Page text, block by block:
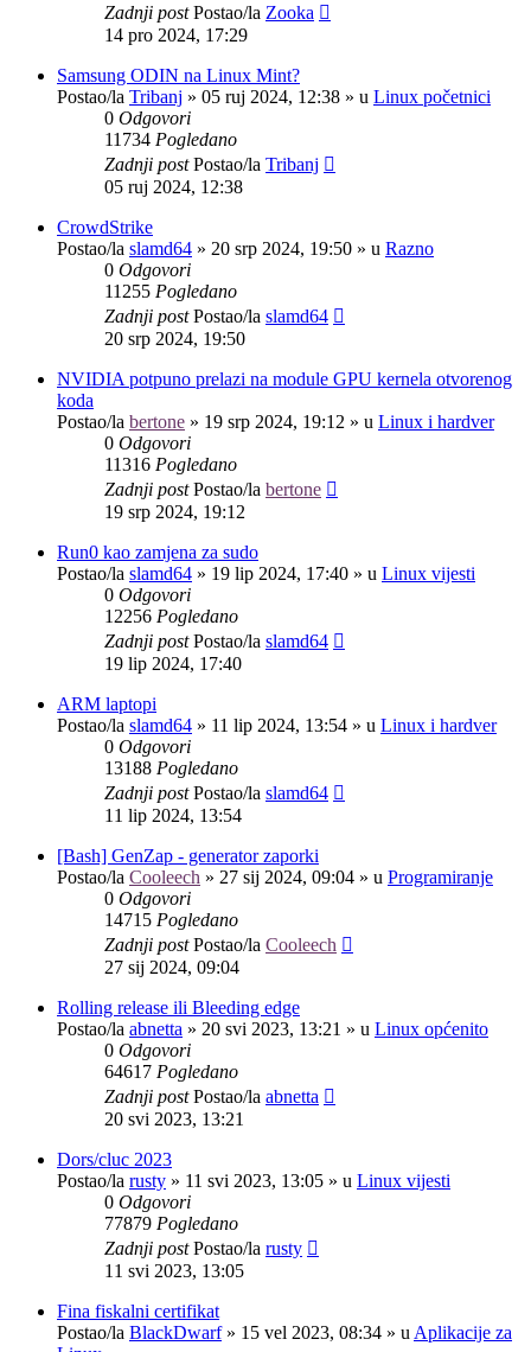
Zadnji postPostao/la Zooka
14 pro 2024, 17:29
Samsung ODIN na Linux Mint?
Postao/la Tribanj » 05 ruj 2024, 12:38 » u Linux početnici
0 Odgovori
11734 Pogledano
Zadnji postPostao/la Tribanj
05 ruj 2024, 12:38
CrowdStrike
Postao/la slamd64 » 20 srp 2024, 19:50 » u Razno
0 Odgovori
11255 Pogledano
Zadnji postPostao/la slamd64
20 srp 2024, 19:50
NVIDIA potpuno prelazi na module GPU kernela otvorenog
koda
Postao/la bertone » 19 srp 2024, 19:12 » u Linux i hardver
0 Odgovori
11316 Pogledano
Zadnji postPostao/la bertone
19 srp 2024, 19:12
Run0 kao zamjena za sudo
Postao/la slamd64 » 19 lip 2024, 17:40 » u Linux vijesti
0 Odgovori
12256 Pogledano
Zadnji postPostao/la slamd64
19 lip 2024, 17:40
ARM laptopi
Postao/la slamd64 » 11 lip 2024, 13:54 » u Linux i hardver
0 Odgovori
13188 Pogledano
Zadnji postPostao/la slamd64
11 lip 2024, 13:54
[Bash] GenZap - generator zaporki
Postao/la Cooleech » 27 sij 2024, 09:04 » u Programiranje
0 Odgovori
14715 Pogledano
Zadnji postPostao/la Cooleech
27 sij 2024, 09:04
Rolling release ili Bleeding edge
Postao/la abnetta » 20 svi 2023, 13:21 » u Linux općenito
0 Odgovori
64617 Pogledano
Zadnji postPostao/la abnetta
20 svi 2023, 13:21
Dors/cluc 2023
Postao/la rusty » 11 svi 2023, 13:05 » u Linux vijesti
0 Odgovori
77879 Pogledano
Zadnji postPostao/la rusty
11 svi 2023, 13:05
Fina fiskalni certifikat
Postao/la BlackDwarf» 15 vel 2023, 08:34 » u Aplikacije za